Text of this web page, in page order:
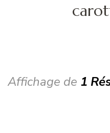
Affichage de 1